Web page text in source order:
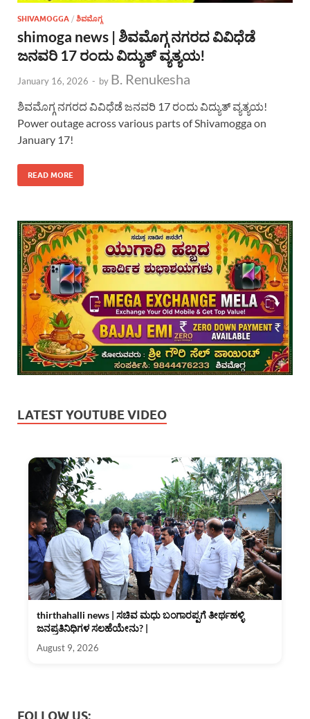
SHIVAMOGGA / ಶಿವಮೊಗ್ಗ
shimoga news | ಶಿವಮೊಗ್ಗ ನಗರದ ವಿವಿಧೆಡೆ
ಜನವರಿ 17 ರಂದು ವಿದ್ಯುತ್ ವ್ಯತ್ಯಯ!
January 16, 2026 - by B. Renukesha
ಶಿವಮೊಗ್ಗ ನಗರದ ವಿವಿಧೆಡೆ ಜನವರಿ 17 ರಂದು ವಿದ್ಯುತ್ ವ್ಯತ್ಯಯ!
Power outage across various parts of Shivamogga on
January 17!
READ MORE
LATEST YOUTUBE VIDEO
thirthahalli news | ಸಚಿವ ಮಧು ಬಂಗಾರಪ್ಪಗೆ ತೀರ್ಥಹಳ್ಳಿ
ಜನಪ್ರತಿನಿಧಿಗಳ ಸಲಹೆಯೇನು? |
August 9, 2026
FOLLOW US: